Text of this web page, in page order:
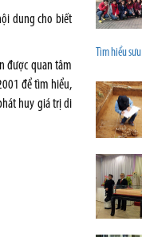
dung cho biết
được quan tâm
để tìm hiểu,
huy giá trị di
Tìm hiểu